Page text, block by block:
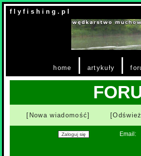
f l y f i s h i n g . p l
home | artykuły |
[Nowa wiadomość]
Email: